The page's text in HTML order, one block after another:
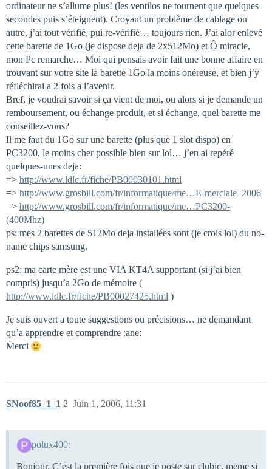
ordinateur ne s’allume plus! (les ventilos ne tournent que quelques
secondes puis s’éteignent). Croyant un problème de cablage ou
autre, j’ai tout vérifié, pui re-vérifié… toujours rien. J’ai alor enlevé
cette barette de 1Go (je dispose deja de 2x512Mo) et Ô miracle,
mon Pc remarche… Moi qui pensais avoir fait une bonne affaire en
trouvant sur votre site la barette 1Go la moins onéreuse, et bien j’y
réfléchirai a 2 fois a l’avenir.
Bref, je voudrai savoir si ça vient de moi, ou alors si je demande un
remboursement, ou échange produit, et si échange, quel barette me
conseillez-vous?
Il me faut du 1Go sur une barette (plus que 1 slot dispo) en
PC3200, le moins cher possible bien sur lol… j’en ai repéré
quelques-unes deja:
=> http://www.ldlc.fr/fiche/PB00030101.html
=> http://www.grosbill.com/fr/informatique/me…E-merciale_2006
=> http://www.grosbill.com/fr/informatique/me…PC3200-
(400Mhz)
ps: mes 2 barettes de 512Mo deja installées sont (je crois lol) du no-
name chips samsung.
ps2: ma carte mère est une VIA KT4A supportant (si j’ai bien
compris) jusqu’a 2Go de mémoire (
http://www.ldlc.fr/fiche/PB00027425.html )
Je suis ouvert a toute suggestions ou précisions… ne demandant
qu’a apprendre et comprendre :ane:
Merci
SNoof85_1_1 Juin 1, 2006, 11:31
2
polux400:
Bonjour. C’est la première fois que je poste sur clubic, meme si